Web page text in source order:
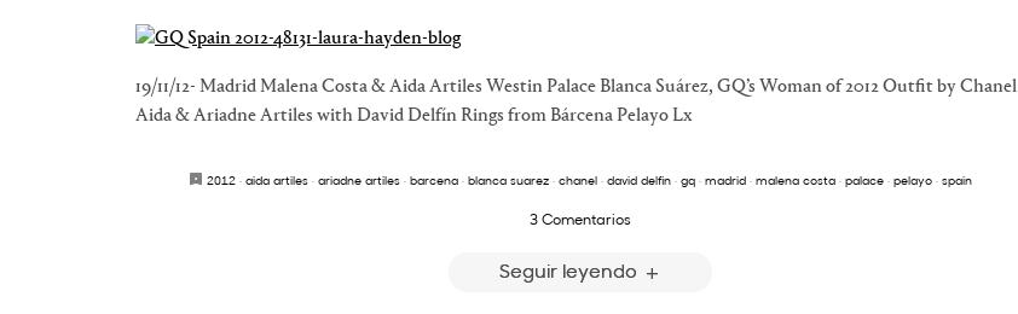
19/11/12- Madrid Malena Costa & Aida Artiles Westin Palace Blanca Suárez, GQ’s Woman of 2012 Outfit by Chanel
Aida & Ariadne Artiles with David Delfín Rings from Bárcena Pelayo Lx
2012 · aida artiles · ariadne artiles · barcena · blanca suarez · chanel · david delfin · gq · madrid · malena costa · palace · pelayo · spain
3 Comentarios
Seguir leyendo